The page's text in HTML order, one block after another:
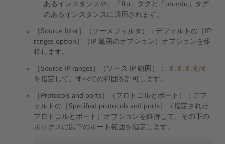
あるインスタンスや、「ftp」タグと「ubuntu」タグ
のあるインスタンスに適用されます。
［Source filter］（ソースフィルタ）：デフォルトの［IP
ranges option］（IP 範囲のオプション）オプションを維
持します。
［Source IP ranges］（ソース IP 範囲）： 0.0.0.0/0
を指定して、すべての範囲を許可します。
［Protocols and ports］（プロトコルとポート）：デフ
ォルトの［Specified protocols and ports］（指定された
プロトコルとポート）オプションを維持して、その下の
ボックスに以下のポート範囲を指定します。